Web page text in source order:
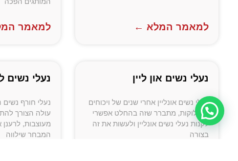
למאמר המלא ← למאמר
נעלי נשים און ליין
נעלי נשים אונליין אחרי שנים של ויכוחים
ומחלוקות, מתברר שזה בהחלט אפשרי
לקנות נעלי נשים אונליין ולעשות את זה
בצורה
נעלי נשים
נעלי חורף נשים
עולה הצורך
מעוצבות, לרענן
המבחר שילווה